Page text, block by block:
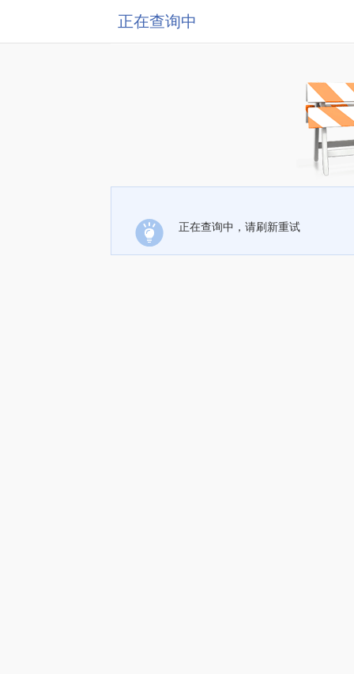
正在查询中
正在查询中，请刷新重试